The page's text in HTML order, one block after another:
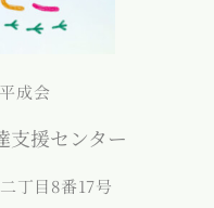
成会
支援センター
丁目8番17号